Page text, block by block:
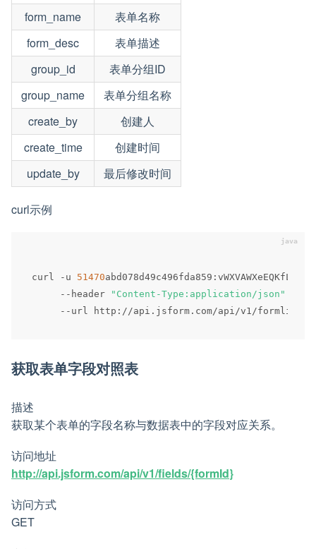
form_name
表单名称
form_desc
表单描述
group_id
表单分组ID
group_name
表单分组名称
create_by
创建人
create_time
创建时间
update_by
最后修改时间
curl示例
curl - u 51470abd078d49c496fda859 :
-- header "Content-Type:application/json"
-- url http : / /api . jsform . com/api /v1 /formlist
获取表单字段对照表
描述
获取某个表单的字段名称与数据表中的字段对应关系。
访问地址
http://api.jsform.com/api/v1/fields/{formId}
访问方式
GET